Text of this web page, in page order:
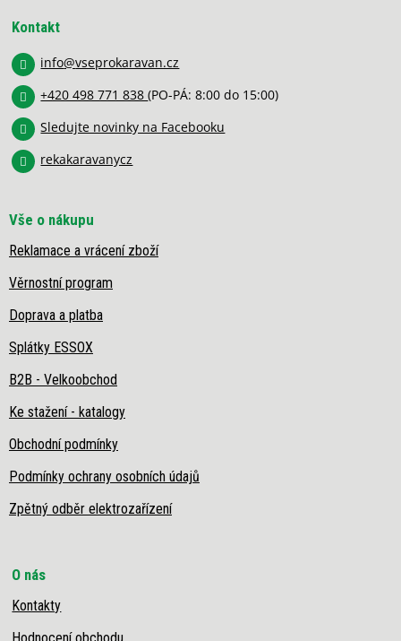
v
p
Kontakt
info@vseprokaravan.cz
+420 498 771 838(PO-PÁ: 8:00 do 15:00)
Sledujte novinky na Facebooku
rekakaravanycz
Vše o nákupu
Reklamace a vrácení zboží
Věrnostní program
Doprava a platba
Splátky ESSOX
B2B - Velkoobchod
Ke stažení - katalogy
Obchodní podmínky
Podmínky ochrany osobních údajů
Zpětný odběr elektrozařízení
O nás
Kontakty